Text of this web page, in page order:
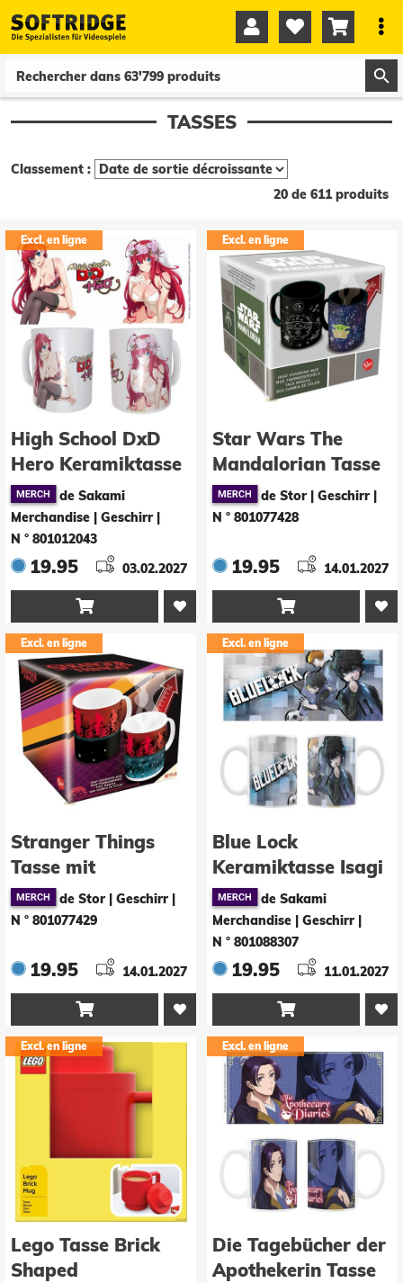
   
TASSES
Classement :
20 de 611 produits
Excl. en ligne
High School DxD
Hero Keramiktasse
Gremory Lingerie
de Sakami
Merchandise | Geschirr
N ° 801012043
19.95 03.02.2027

Excl. en ligne
Star Wars The
Mandalorian Tasse
mit Thermoeffekt
Grogu 325 ml
de Stor | Geschirr
N ° 801077428
19.95 14.01.2027

Excl. en ligne
Stranger Things
Tasse mit
Thermoeffekt
Upside Down 325
de Stor | Geschirr
N ° 801077429
19.95 14.01.2027

Excl. en ligne
Blue Lock
Keramiktasse Isagi
de Sakami
Merchandise | Geschirr
N ° 801088307
19.95 11.01.2027

Excl. en ligne
Lego Tasse Brick
Shaped
Excl. en ligne
Die Tagebücher der
Apothekerin Tasse